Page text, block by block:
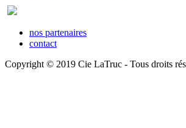
nos partenaires
contact
Copyright © 2019 Cie LaTruc - Tous droits